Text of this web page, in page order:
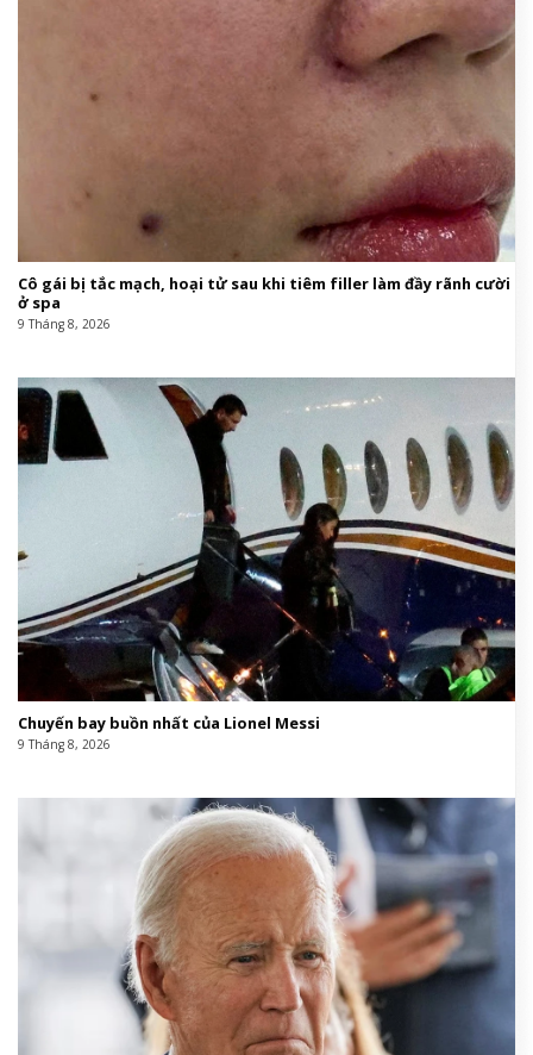
Cô gái bị tắc mạch, hoại tử sau khi tiêm filler làm đầy rãnh cười
ở spa
9 Tháng 8, 2026
Chuyến bay buồn nhất của Lionel Messi
9 Tháng 8, 2026